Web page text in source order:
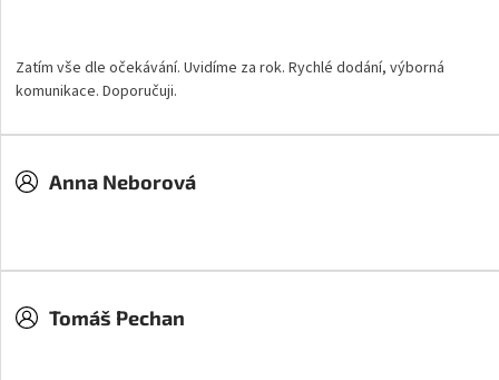
Zatím vše dle očekávání. Uvidíme za rok. Rychlé dodání, výborná
komunikace. Doporučuji.
Anna Neborová
Tomáš Pechan